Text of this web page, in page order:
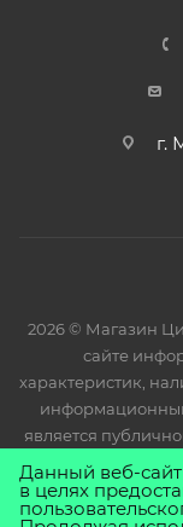
г.
2026 © Магазин
сайте
характеристик,
является
Статьи
Данный веб-
в целях